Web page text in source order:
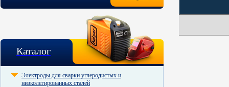
Каталог
Электроды для сварки углеродистых и
низколегированных сталей